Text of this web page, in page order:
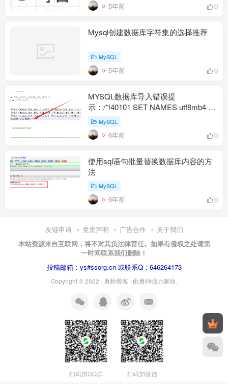
5年前 0
Mysql创建数据库字符集的选择推荐
MySQL
5年前 0
MYSQL数据库导入错误提
示：/*!40101 SET NAMES utf8mb4 */;
解决办法
MySQL
6年前 0
使用sql语句批量替换数据库内容的方
法
MySQL
6年前 0
友链申请 免责声明 广告合作
关于我们
本站资源来自互联网，将不对其负法律责任。如果有侵权之处请第
一时间联系我们删除！
投稿邮箱：ys#ssorg.cn 或联系Q：646264173
Copyright © 2022 · 勇帅博客 · 由勇帅强力驱动.
扫码加QQ群 扫码加微信